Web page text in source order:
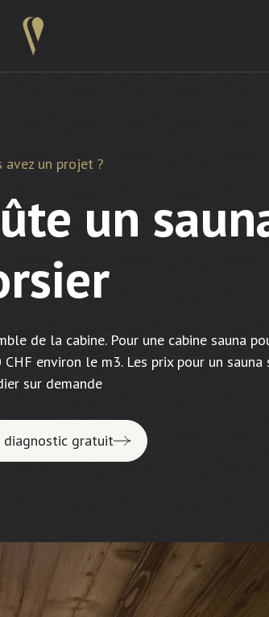
avez un projet ?
un
de la cabine. Pour une cabine sauna
environ le m3. Les prix pour un sauna
sur demande
diagnostic gratuit